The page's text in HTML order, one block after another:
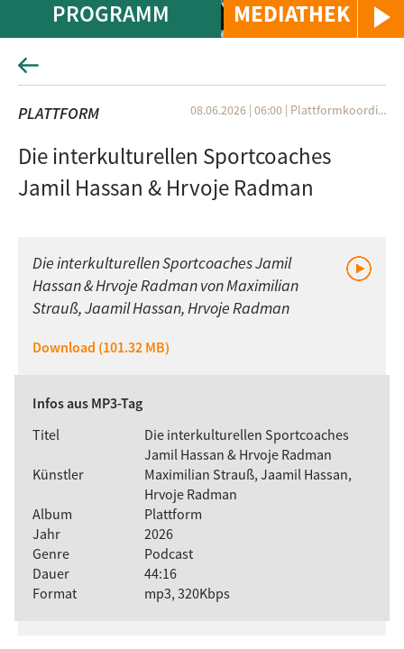
MEDIATHEK
PROGRAMM
PLATTFORM 08.06.2026 | 06:00 | Plattformkoordi...
Die interkulturellen Sportcoaches
Jamil Hassan & Hrvoje Radman
Die interkulturellen Sportcoaches Jamil
Hassan & Hrvoje Radman von Maximilian
Strauß, Jaamil Hassan, Hrvoje Radman
Download (101.32 MB)
Infos aus MP3-Tag
Titel
Die interkulturellen Sportcoaches
Jamil Hassan & Hrvoje Radman
Künstler
Maximilian Strauß, Jaamil Hassan,
Hrvoje Radman
Album
Plattform
Jahr
2026
Genre
Podcast
Dauer
44:16
Format
mp3, 320Kbps